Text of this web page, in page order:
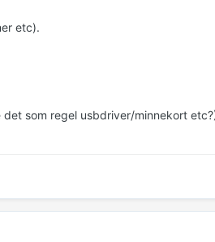
etc).
som regel usbdriver/minnekort